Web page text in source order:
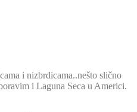
i nizbrdicama..nešto slično
i Laguna Seca u Americi.